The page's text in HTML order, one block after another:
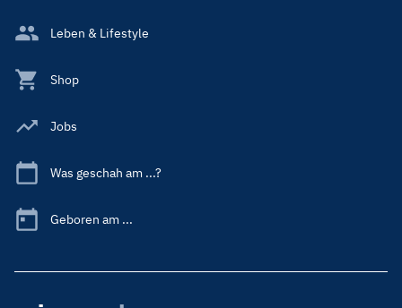
Leben & Lifestyle
Shop
Jobs
Was geschah am ...?
Geboren am ...